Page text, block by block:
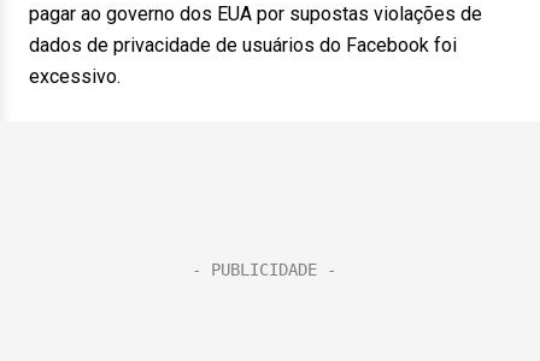
pagar ao governo dos EUA por supostas violações de
dados de privacidade de usuários do Facebook foi
excessivo.